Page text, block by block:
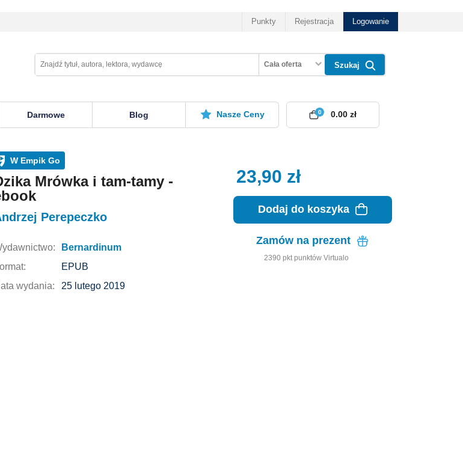
Punkty Rejestracja Logowanie
Cała oferta Szukaj
Darmowe Blog Nasze Ceny 0
0.00 zł
W Empik Go
Mrówka i tam-tamy -
Perepeczko
Bernardinum
EPUB
wydania:
25 lutego 2019
23,90 zł
Dodaj do koszyka
Zamów na prezent
2390pkt punktów Virtualo